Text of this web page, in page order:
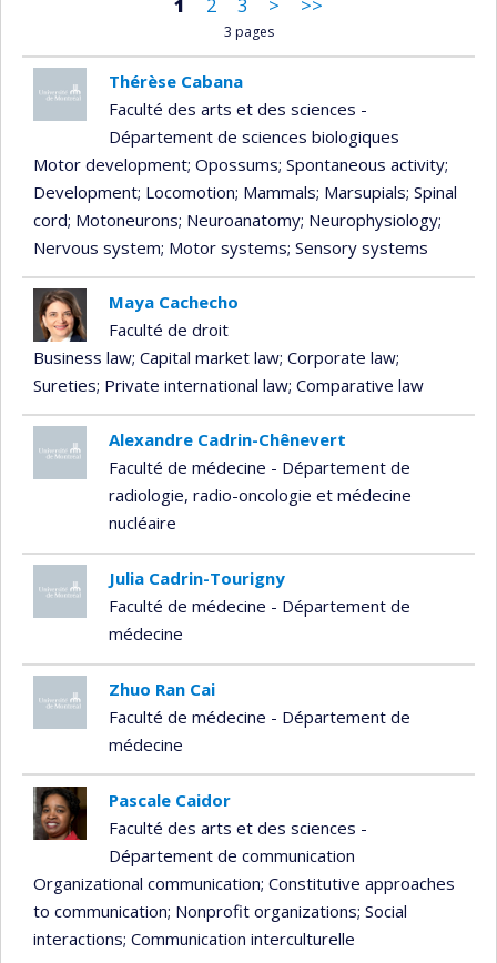
3 pages
Thérèse Cabana
Faculté des arts et des sciences -
Département de sciences biologiques
Motor development; Opossums; Spontaneous activity;
Development; Locomotion; Mammals; Marsupials; Spinal
cord; Motoneurons; Neuroanatomy; Neurophysiology;
Nervous system; Motor systems; Sensory systems
Maya Cachecho
Faculté de droit
Business law; Capital market law; Corporate law;
Sureties; Private international law; Comparative law
Alexandre Cadrin-Chênevert
Faculté de médecine - Département de
radiologie, radio-oncologie et médecine
nucléaire
Julia Cadrin-Tourigny
Faculté de médecine - Département de
médecine
Zhuo Ran Cai
Faculté de médecine - Département de
médecine
Pascale Caidor
Faculté des arts et des sciences -
Département de communication
Organizational communication; Constitutive approaches
to communication; Nonprofit organizations; Social
interactions; Communication interculturelle